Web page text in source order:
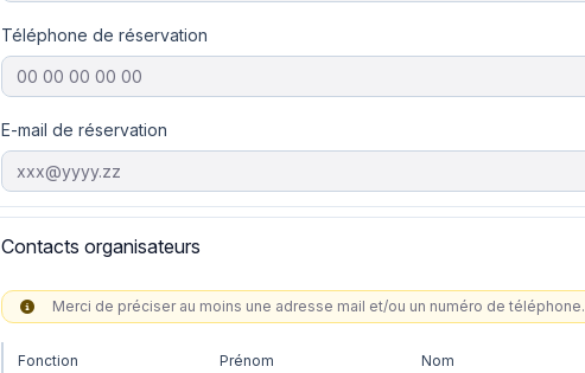
Téléphone de réservation
E-mail de réservation
Contacts organisateurs
Merci de préciser au moins une adresse mail et/ou un numéro de téléphone.
Fonction Prénom Nom